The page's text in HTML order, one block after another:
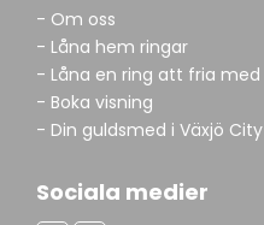
- Om oss
- Låna hem ringar
- Låna en ring att fria med
- Boka visning
- Din guldsmed i Växjö City
Sociala medier